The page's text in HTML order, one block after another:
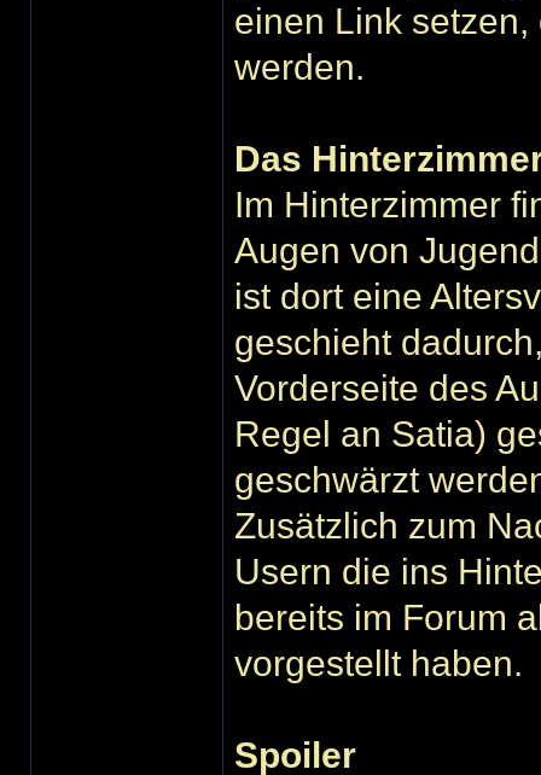
einen Link
werden.
Das
Im Hinterzimmer
Augen von
ist dort eine
geschieht
Vorderseite des
Regel an Satia)
geschwärzt
Zusätzlich zum
Usern die ins
bereits im Forum
vorgestellt haben.
Spoiler